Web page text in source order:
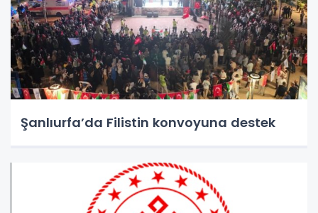
Şanlıurfa’da Filistin konvoyuna destek